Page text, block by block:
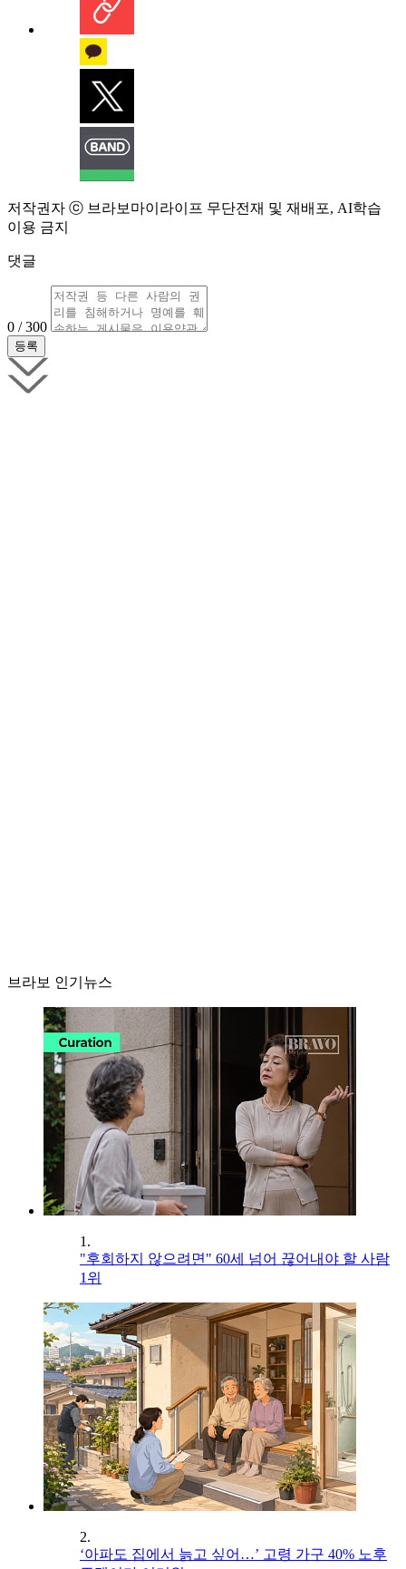
저작권자 ⓒ 브라보마이라이프 무단전재 및 재배포, AI학습
이용 금지
댓글
0 / 300
브라보 인기뉴스
1.
"후회하지 않으려면" 60세 넘어 끊어내야 할 사람
1위
2.
‘아파도 집에서 늙고 싶어…’ 고령 가구 40% 노후